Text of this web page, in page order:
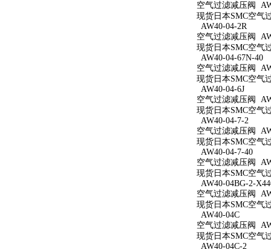
空气过滤减压阀
现货日本SMC空气
AW40-04-2R
空气过滤减压阀
现货日本SMC空气
AW40-04-67N-40
空气过滤减压阀
现货日本SMC空气
AW40-04-6J
空气过滤减压阀
现货日本SMC空气
AW40-04-7-2
空气过滤减压阀
现货日本SMC空气
AW40-04-7-40
空气过滤减压阀
现货日本SMC空气
AW40-04BG-2-
空气过滤减压阀
现货日本SMC空气
AW40-04C
空气过滤减压阀
现货日本SMC空气
AW40-04C-2